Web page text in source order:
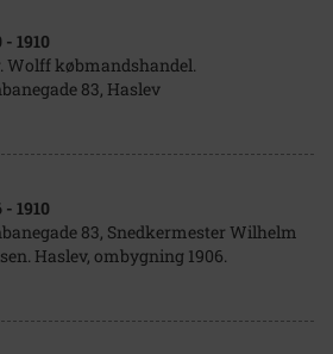
- 1910
Wolff købmandshandel.
83, Haslev
- 1910
83, Snedkermester Wilhelm
Haslev, ombygning 1906.